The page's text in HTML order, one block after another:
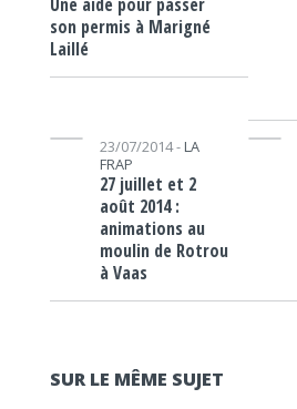
son permis à Marigné
Laillé
Lecteur audio
23/07/2014 - LA
FRAP
27 juillet et 2
août 2014 :
animations au
moulin de Rotrou
à Vaas
Lecteur audio
SUR LE MÊME SUJET